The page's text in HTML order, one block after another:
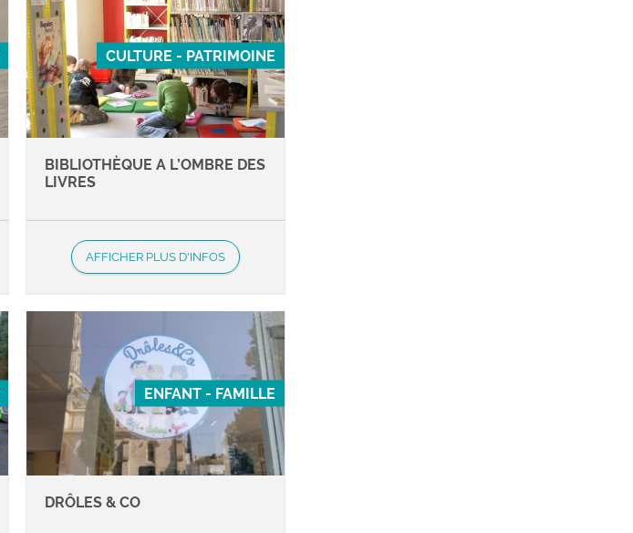
CULTURE - PATRIMOINE
BIBLIOTHÈQUE A L’OMBRE DES
LIVRES
AFFICHER PLUS D'INFOS
ENFANT - FAMILLE
DRÔLES & CO